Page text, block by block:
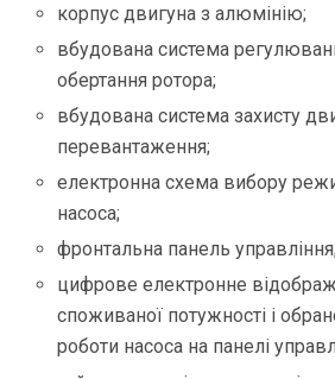
корпус двигуна з алюмінію;
вбудована система
обертання ротора;
вбудована система захисту
перевантаження;
електронна схема вибору
насоса;
фронтальна панель
цифрове електронне
споживаної потужності і
роботи насоса на панелі